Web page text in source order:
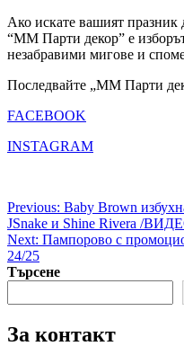
Ако искате вашият празник
“ММ Парти декор” е
незабравими мигове и
Последвайте „ММ Парти
FACEBOOK
INSTAGRAM
Post
navigation
Previous: Baby Brown
JSnake и Shine Rivera /
Next: Пампорово с
24/25
Търсене
За контакт